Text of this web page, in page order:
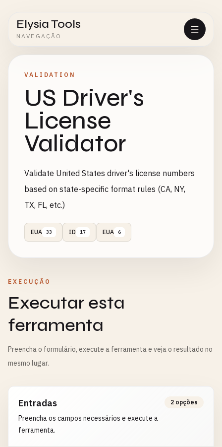
Elysia Tools
NAVEGAÇÃO
VALIDATION
US Driver's
License
Validator
Validate United States driver's license numbers
based on state-specific format rules (CA, NY,
TX, FL, etc.)
EUA 33 ID 17 EUA 6
EXECUÇÃO
Executar esta
ferramenta
Preencha o formulário, execute a ferramenta e veja o resultado no
mesmo lugar.
Entradas
Preencha os campos necessários e execute a
ferramenta.
2 opções